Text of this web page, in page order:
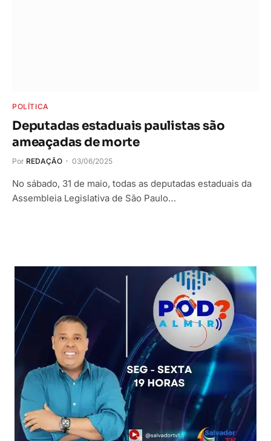
POLÍTICA
Deputadas estaduais paulistas são
ameaçadas de morte
Por REDAÇÃO 03/06/2025
No sábado, 31 de maio, todas as deputadas estaduais da
Assembleia Legislativa de São Paulo…